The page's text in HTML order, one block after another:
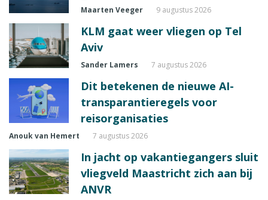
Maarten Veeger 9 augustus 2026
KLM gaat weer vliegen op Tel
Aviv
Sander Lamers 7 augustus 2026
Dit betekenen de nieuwe AI-
transparantieregels voor
reisorganisaties
Anouk van Hemert 7 augustus 2026
In jacht op vakantiegangers sluit
vliegveld Maastricht zich aan bij
ANVR